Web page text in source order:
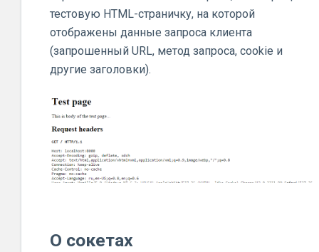
тестовую HTML-страничку, на которой
отображены данные запроса клиента
(запрошенный URL, метод запроса, cookie и
другие заголовки).
О сокетах